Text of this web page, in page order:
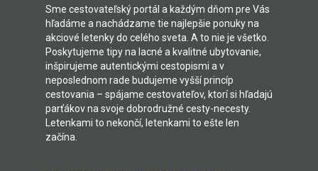
Sme cestovateľský portál a každým dňom pre Vás
hľadáme a nachádzame tie najlepšie ponuky na
akciové letenky do celého sveta. A to nie je všetko.
Poskytujeme tipy na lacné a kvalitné ubytovanie,
inšpirujeme autentickými cestopismi a v
neposlednom rade budujeme vyšší princíp
cestovania – spájame cestovateľov, ktorí si hľadajú
parťákov na svoje dobrodružné cesty-necesty.
Letenkami to nekončí, letenkami to ešte len
začína.